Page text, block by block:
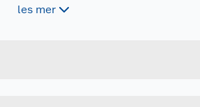
les merForpakningsmål